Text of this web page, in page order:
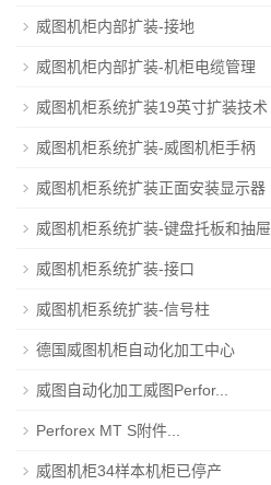
威图机柜内部扩装-接地
威图机柜内部扩装-机柜电缆管理
威图机柜系统扩装19英寸扩装技术
威图机柜系统扩装-威图机柜手柄
威图机柜系统扩装正面安装显示器
威图机柜系统扩装-键盘托板和抽屉
威图机柜系统扩装-接口
威图机柜系统扩装-信号柱
德国威图机柜自动化加工中心
威图自动化加工威图Perfor...
Perforex MT S附件...
威图机柜34样本机柜已停产